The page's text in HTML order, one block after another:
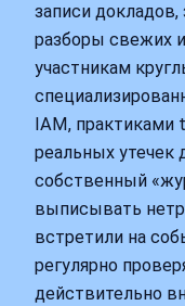
записи
разборы свежих
участникам
IAM, практиками
реальных утечек
собственный
выписывать
встретили на
регулярно
действительно